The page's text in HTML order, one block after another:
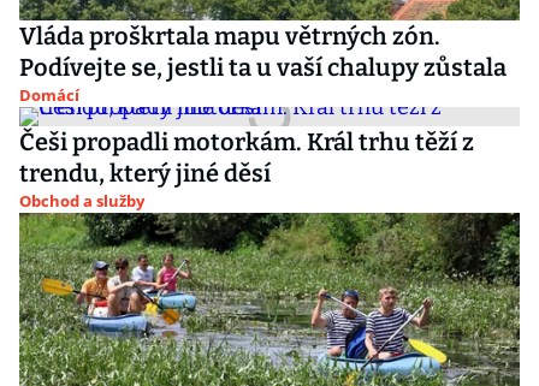
Vláda proškrtala mapu větrných zón.
Podívejte se, jestli ta u vaší chalupy zůstala
Domácí
Češi propadli motorkám. Král trhu těží z
trendu, který jiné děsí
Obchod a služby